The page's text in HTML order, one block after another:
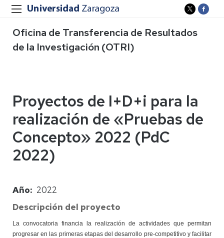
Oficina de Transferencia de Resultados
de la Investigación (OTRI)
Proyectos de I+D+i para la
realización de «Pruebas de
Concepto» 2022 (PdC
2022)
Año
2022
Descripción del proyecto
La convocatoria financia la realización de actividades que permitan
progresar en las primeras etapas del desarrollo pre-competitivo y facilitar